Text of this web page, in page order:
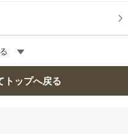
トップへ戻る